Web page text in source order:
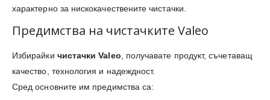
характерно за нискокачествените чистачки.
Предимства на чистачките Valeo
Избирайки чистачки Valeo , получавате продукт, съчетаващ
качество, технология и надеждност.
Сред основните им предимства са: